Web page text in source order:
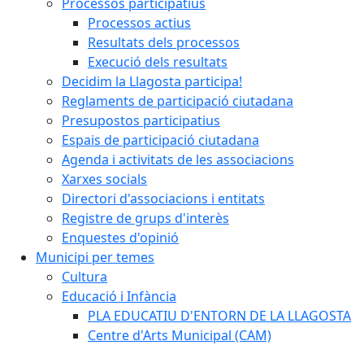
Processos actius
Resultats dels processos
Execució dels resultats
Decidim la Llagosta participa!
Reglaments de participació ciutadana
Presupostos participatius
Espais de participació ciutadana
Agenda i activitats de les associacions
Xarxes socials
Directori d'associacions i entitats
Registre de grups d'interès
Enquestes d'opinió
Municipi per temes
Cultura
Educació i Infància
PLA EDUCATIU D'ENTORN DE LA LLAGOSTA
Centre d'Arts Municipal (CAM)